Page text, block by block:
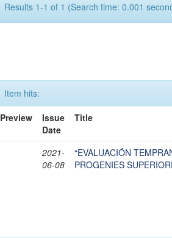
Results 1-1 of 1 (Search time: 0.001
Item hits:
Preview
Issue
Date
Title
2021-
06-08
“EVALUACIÓN
PROGENIES